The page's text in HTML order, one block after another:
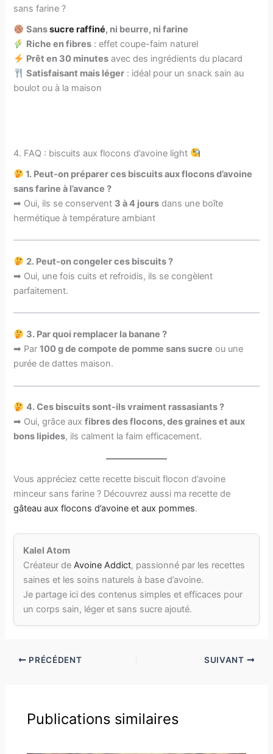
sans farine ?
Sanssucre raffiné, ni beurre, ni farine
Riche en fibres : effet coupe-faim naturel
Prêt en 30 minutes avec des ingrédients du placard
Satisfaisant mais léger : idéal pour un snack sain au
boulot ou à la maison
4. FAQ : biscuits aux flocons d’avoine light
1. Peut-on préparer ces biscuits aux flocons d’avoine
sans farine à l’avance ?
➡ Oui, ils se conservent 3 à 4 jours dans une boîte
hermétique à température ambiant
2. Peut-on congeler ces biscuits ?
➡ Oui, une fois cuits et refroidis, ils se congèlent
parfaitement.
3. Par quoi remplacer la banane ?
➡ Par100 g de compote de pomme sans sucre ou une
purée de dattes maison.
4. Ces biscuits sont-ils vraiment rassasiants ?
➡ Oui, grâce auxfibres des flocons, des graines et aux
bons lipides, ils calment la faim efficacement.
Vous appréciez cette recette biscuit flocon d’avoine
minceur sans farine ? Découvrez aussi ma recette de
gâteau aux flocons d’avoine et aux pommes.
Kalel Atom
Créateur de Avoine Addict, passionné par les recettes
saines et les soins naturels à base d’avoine.
Je partage ici des contenus simples et efficaces pour
un corps sain, léger et sans sucre ajouté.
PRÉCÉDENT SUIVANT
Publications similaires